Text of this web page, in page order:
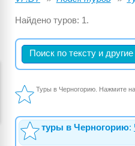
Найдено туров: 1.
Поиск по тексту и
Туры в Черногорию. Нажмите на
туры в Черногорию: